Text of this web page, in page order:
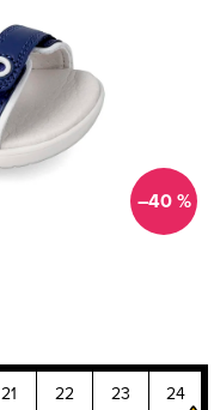
–40 %
21 22 23
24